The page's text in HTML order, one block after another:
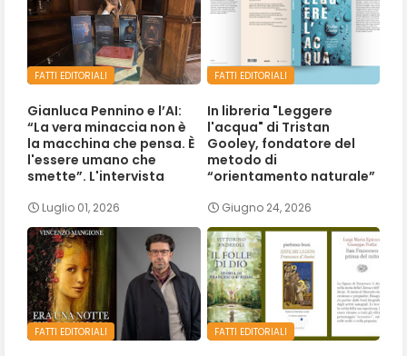
FATTI EDITORIALI
Gianluca Pennino e l’AI:
“La vera minaccia non è
la macchina che pensa. È
l'essere umano che
smette”. L'intervista
Luglio 01, 2026
FATTI EDITORIALI
In libreria "Leggere
l'acqua" di Tristan
Gooley, fondatore del
metodo di
“orientamento naturale”
Giugno 24, 2026
FATTI EDITORIALI FATTI EDITORIALI